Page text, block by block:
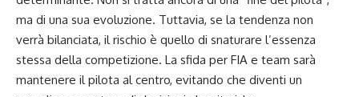
ma di una sua evoluzione. Tuttavia, se la tendenza non
verrà bilanciata, il rischio è quello di snaturare l’essenza
stessa della competizione. La sfida per FIA e team sarà
mantenere il pilota al centro, evitando che diventi un